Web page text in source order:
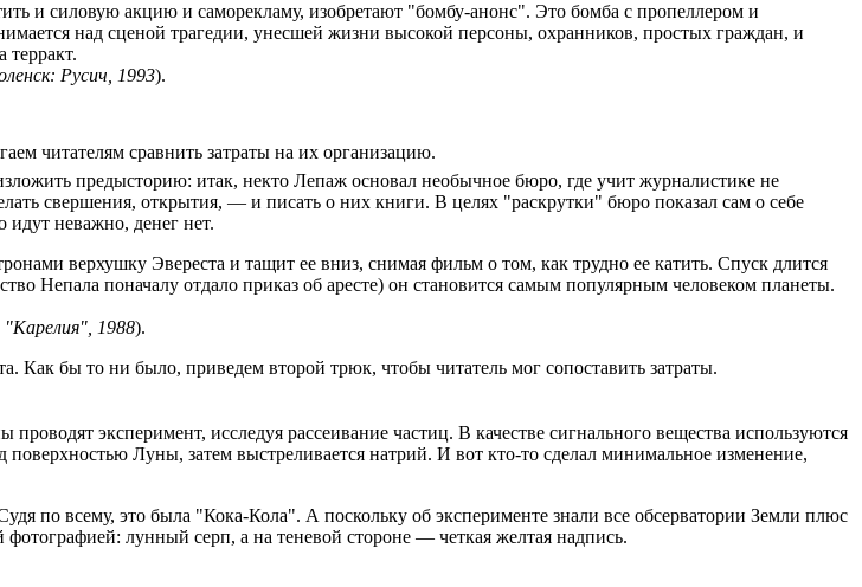
и силовую акцию и саморекламу, изобретают "бомбу-анонс". Это бомба с пропеллером и
над сценой трагедии, унесшей жизни высокой персоны, охранников, простых граждан, и
Русич, 1993).
читателям сравнить затраты на их организацию.
предысторию: итак, некто Лепаж основал необычное бюро, где учит журналистике не
свершения, открытия, — и писать о них книги. В целях "раскрутки" бюро показал сам о себе
неважно, денег нет.
верхушку Эвереста и тащит ее вниз, снимая фильм о том, как трудно ее катить. Спуск длится
Непала поначалу отдало приказ об аресте) он становится самым популярным человеком планеты.
1988).
Как бы то ни было, приведем второй трюк, чтобы читатель мог сопоставить затраты.
эксперимент, исследуя рассеивание частиц. В качестве сигнального вещества используются
Луны, затем выстреливается натрий. И вот кто-то сделал минимальное изменение,
по всему, это была "Кока-Кола". А поскольку об эксперименте знали все обсерватории Земли плюс
лунный серп, а на теневой стороне — четкая желтая надпись.